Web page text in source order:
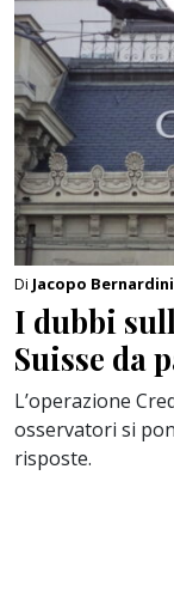
Di Jacopo Bernardini
I dubbi
Suisse da
L’operazione
osservatori si
risposte.